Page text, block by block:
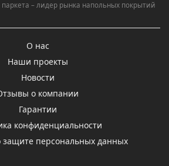
– лидер рынка напольных покрытий
О нас
Наши проекты
Новости
о компании
Гарантии
конфиденциальности
персональных данных